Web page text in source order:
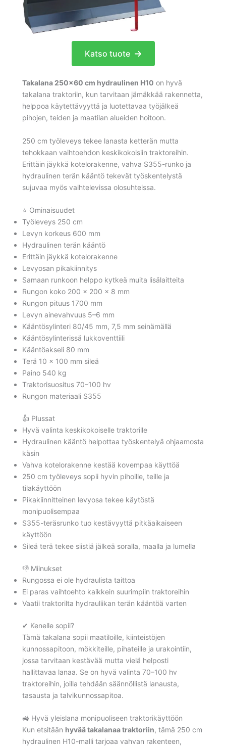
Katso tuote
Takalana 250×60 cm hydraulinen H10 on hyvä
takalana traktoriin, kun tarvitaan jämäkkää rakennetta,
helppoa käytettävyyttä ja luotettavaa työjälkeä
pihojen, teiden ja maatilan alueiden hoitoon.
250 cm työleveys tekee lanasta ketterän mutta
tehokkaan vaihtoehdon keskikokoisiin traktoreihin.
Erittäin jäykkä kotelorakenne, vahva S355-runko ja
hydraulinen terän kääntö tekevät työskentelystä
sujuvaa myös vaihtelevissa olosuhteissa.
⭐ Ominaisuudet
Työleveys 250 cm
Levyn korkeus 600 mm
Hydraulinen terän kääntö
Erittäin jäykkä kotelorakenne
Levyosan pikakiinnitys
Samaan runkoon helppo kytkeä muita lisälaitteita
Rungon koko 200 x 200 x 8 mm
Rungon pituus 1700 mm
Levyn ainevahvuus 5–6 mm
Kääntösylinteri 80/45 mm, 7,5 mm seinämällä
Kääntösylinterissä lukkoventtiili
Kääntöakseli 80 mm
Terä 10 x 100 mm sileä
Paino 540 kg
Traktorisuositus 70–100 hv
Rungon materiaali S355
👍 Plussat
Hyvä valinta keskikokoiselle traktorille
Hydraulinen kääntö helpottaa työskentelyä ohjaamosta
käsin
Vahva kotelorakenne kestää kovempaa käyttöä
250 cm työleveys sopii hyvin pihoille, teille ja
tilakäyttöön
Pikakiinnitteinen levyosa tekee käytöstä
monipuolisempaa
S355-teräsrunko tuo kestävyyttä pitkäaikaiseen
käyttöön
Sileä terä tekee siistiä jälkeä soralla, maalla ja lumella
👎 Miinukset
Rungossa ei ole hydraulista taittoa
Ei paras vaihtoehto kaikkein suurimpiin traktoreihin
Vaatii traktorilta hydrauliikan terän kääntöä varten
✔ Kenelle sopii?
Tämä takalana sopii maatiloille, kiinteistöjen
kunnossapitoon, mökkiteille, pihateille ja urakointiin,
jossa tarvitaan kestävää mutta vielä helposti
hallittavaa lanaa. Se on hyvä valinta 70–100 hv
traktoreihin, joilla tehdään säännöllistä lanausta,
tasausta ja talvikunnossapitoa.
🚜 Hyvä yleislana monipuoliseen traktori­käyttöön
Kun etsitään hyvää takalanaa traktoriin, tämä 250 cm
hydraulinen H10-malli tarjoaa vahvan rakenteen,